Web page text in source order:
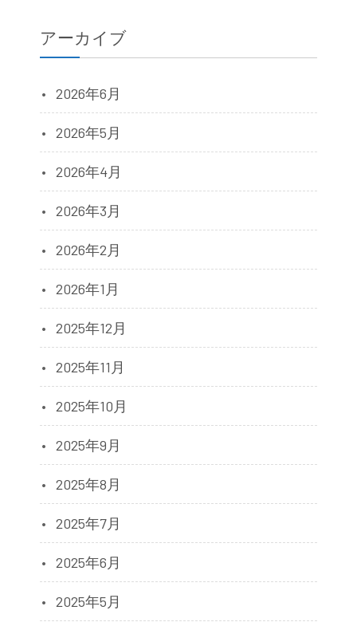
アーカイブ
2026年6月
2026年5月
2026年4月
2026年3月
2026年2月
2026年1月
2025年12月
2025年11月
2025年10月
2025年9月
2025年8月
2025年7月
2025年6月
2025年5月